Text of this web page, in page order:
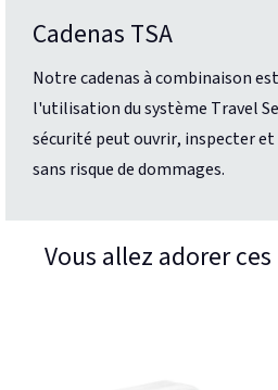
Cadenas TSA
Notre cadenas à combinaison
l'utilisation du système Travel
sécurité peut ouvrir, inspecter
sans risque de dommages.
Vous allez adorer